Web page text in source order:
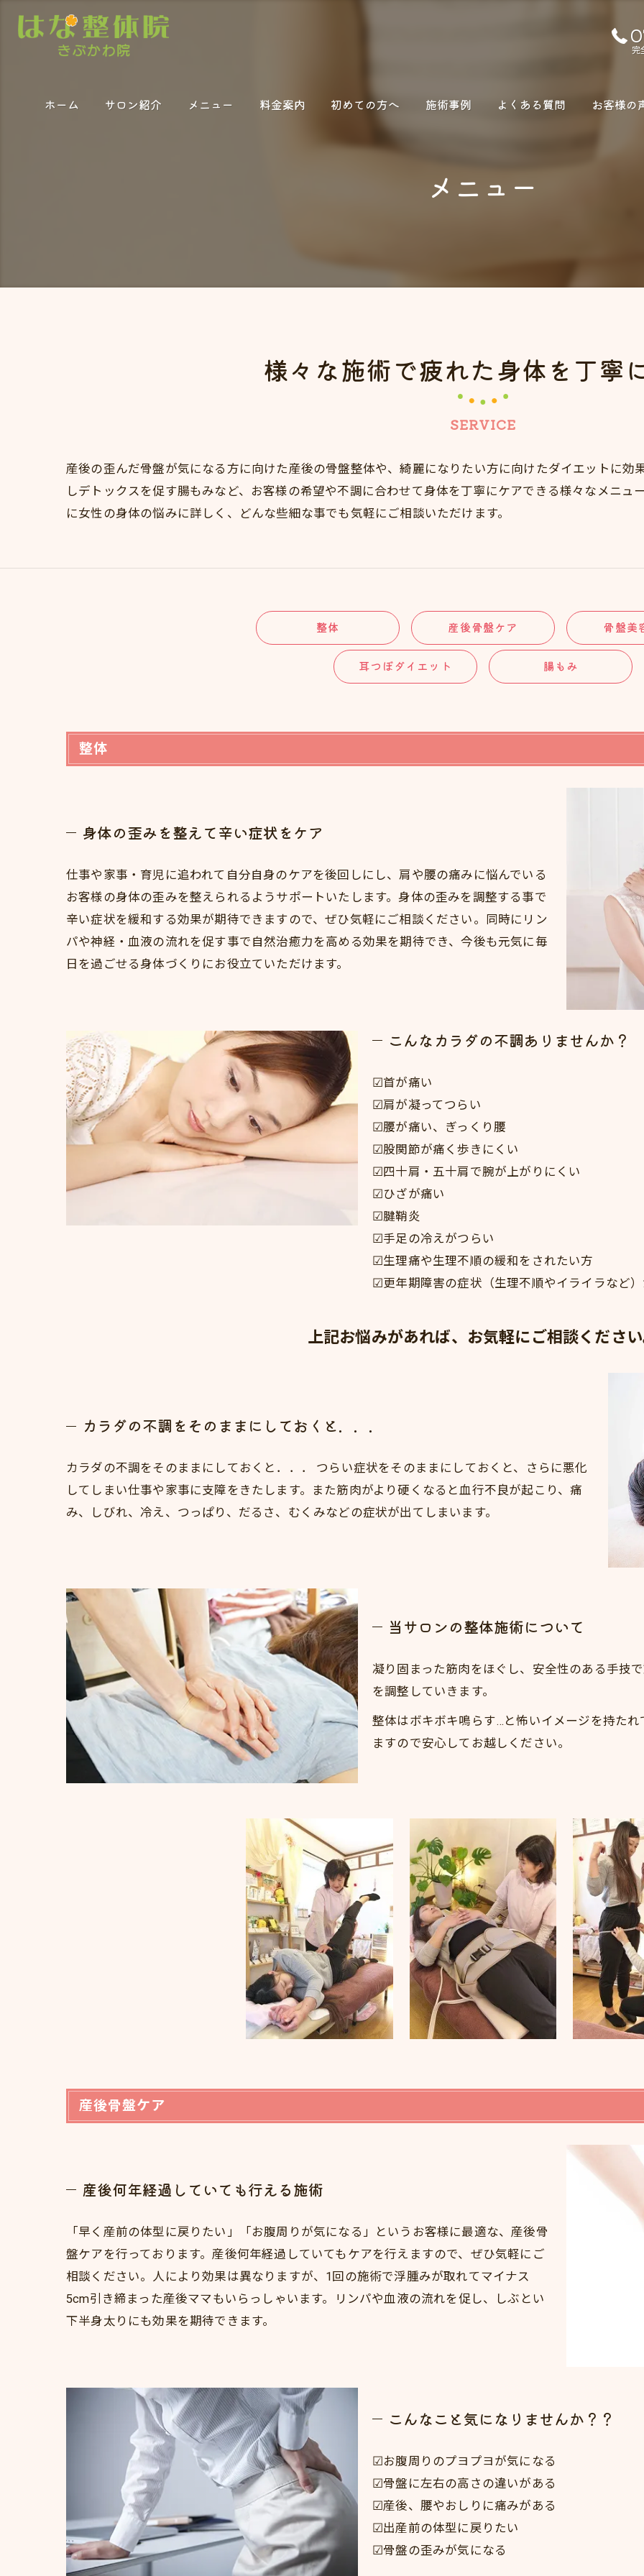
完
ホーム サロン紹介 メニュー 料金案内 初めての方へ 施術事例 よくある質問 お客様の
メニュー
様々な施術で疲れた身体を丁寧
SERVICE
産後の歪んだ骨盤が気になる方に向けた産後の骨盤整体や、綺麗になりたい方に向けたダイエットに効
しデトックスを促す腸もみなど、お客様の希望や不調に合わせて身体を丁寧にケアできる様々なメニュ
に女性の身体の悩みに詳しく、どんな些細な事でも気軽にご相談いただけます。
整体 産後骨盤ケア 骨盤美
耳つぼダイエット 腸もみ
整体
身体の歪みを整えて辛い症状をケア
仕事や家事・育児に追われて自分自身のケアを後回しにし、肩や腰の痛みに悩んでいる
お客様の身体の歪みを整えられるようサポートいたします。身体の歪みを調整する事で
辛い症状を緩和する効果が期待できますので、ぜひ気軽にご相談ください。同時にリン
パや神経・血液の流れを促す事で自然治癒力を高める効果を期待でき、今後も元気に毎
日を過ごせる身体づくりにお役立ていただけます。
こんなカラダの不調ありませんか？
☑首が痛い
☑肩が凝ってつらい
☑腰が痛い、ぎっくり腰
☑股関節が痛く歩きにくい
☑四十肩・五十肩で腕が上がりにくい
☑ひざが痛い
☑腱鞘炎
☑手足の冷えがつらい
☑生理痛や生理不順の緩和をされたい方
☑更年期障害の症状（生理不順やイライラなど
上記お悩みがあれば、お気軽にご相談くださ
カラダの不調をそのままにしておくと．．．
カラダの不調をそのままにしておくと．．． つらい症状をそのままにしておくと、さらに悪化
してしまい仕事や家事に支障をきたします。また筋肉がより硬くなると血行不良が起こり、痛
み、しびれ、冷え、つっぱり、だるさ、むくみなどの症状が出てしまいます。
当サロンの整体施術について
凝り固まった筋肉をほぐし、安全性のある手技
を調整していきます。
整体はボキボキ鳴らす…と怖いイメージを持た
ますので安心してお越しください。
産後骨盤ケア
産後何年経過していても行える施術
「早く産前の体型に戻りたい」「お腹周りが気になる」というお客様に最適な、産後骨
盤ケアを行っております。産後何年経過していてもケアを行えますので、ぜひ気軽にご
相談ください。人により効果は異なりますが、1回の施術で浮腫みが取れてマイナス
5cm引き締まった産後ママもいらっしゃいます。リンパや血液の流れを促し、しぶとい
下半身太りにも効果を期待できます。
こんなこと気になりませんか？？
☑お腹周りのプヨプヨが気になる
☑骨盤に左右の高さの違いがある
☑産後、腰やおしりに痛みがある
☑出産前の体型に戻りたい
☑骨盤の歪みが気になる